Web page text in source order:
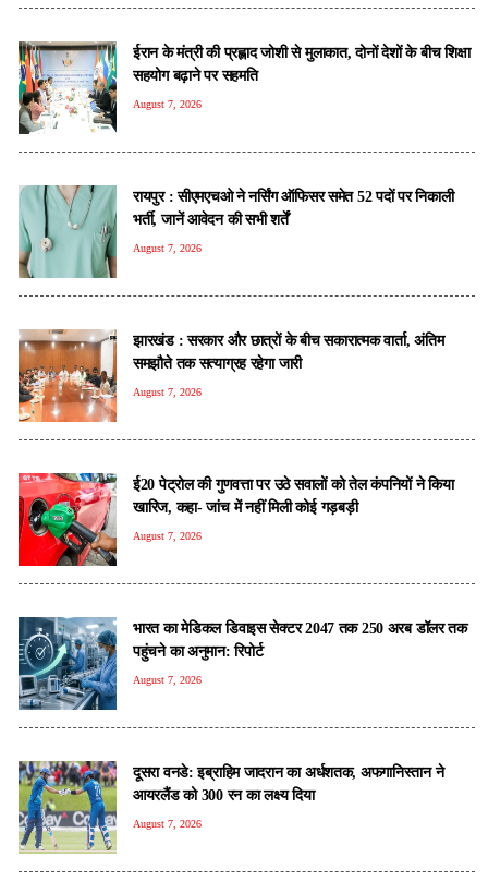
ईरान के मंत्री की प्रह्लाद जोशी से मुलाकात, दोनों देशों के बीच शिक्षा
सहयोग बढ़ाने पर सहमति
August 7, 2026
रायपुर : सीएमएचओ ने नर्सिंग ऑफिसर समेत 52 पदों पर निकाली
भर्ती, जानें आवेदन की सभी शर्तें
August 7, 2026
झारखंड : सरकार और छात्रों के बीच सकारात्मक वार्ता, अंतिम
समझौते तक सत्याग्रह रहेगा जारी
August 7, 2026
ई20 पेट्रोल की गुणवत्ता पर उठे सवालों को तेल कंपनियों ने किया
खारिज, कहा- जांच में नहीं मिली कोई गड़बड़ी
August 7, 2026
भारत का मेडिकल डिवाइस सेक्टर 2047 तक 250 अरब डॉलर तक
पहुंचने का अनुमान: रिपोर्ट
August 7, 2026
दूसरा वनडे: इब्राहिम जादरान का अर्धशतक, अफगानिस्तान ने
आयरलैंड को 300 रन का लक्ष्य दिया
August 7, 2026